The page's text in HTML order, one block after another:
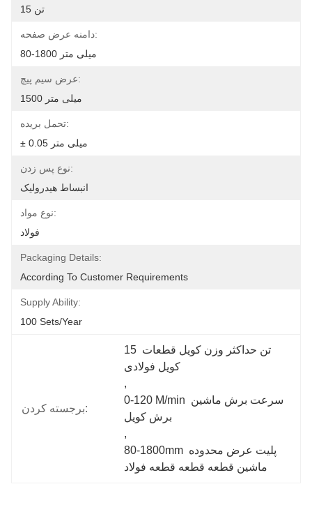
15 تن
دامنه عرض صفحه:
80-1800 میلی متر
عرض سیم پیچ:
1500 میلی متر
تحمل بریده:
± 0.05 میلی متر
نوع پس زدن:
انبساط هیدرولیک
نوع مواد:
فولاد
Packaging Details:
According To Customer Requirements
Supply Ability:
100 Sets/year
برجسته کردن:
15 تن حداکثر وزن کویل قطعات
کویل فولادی
,
0-120 M/min سرعت برش ماشین
برش کویل
,
80-1800mm پلیت عرض محدوده
ماشین قطعه قطعه قطعه فولاد